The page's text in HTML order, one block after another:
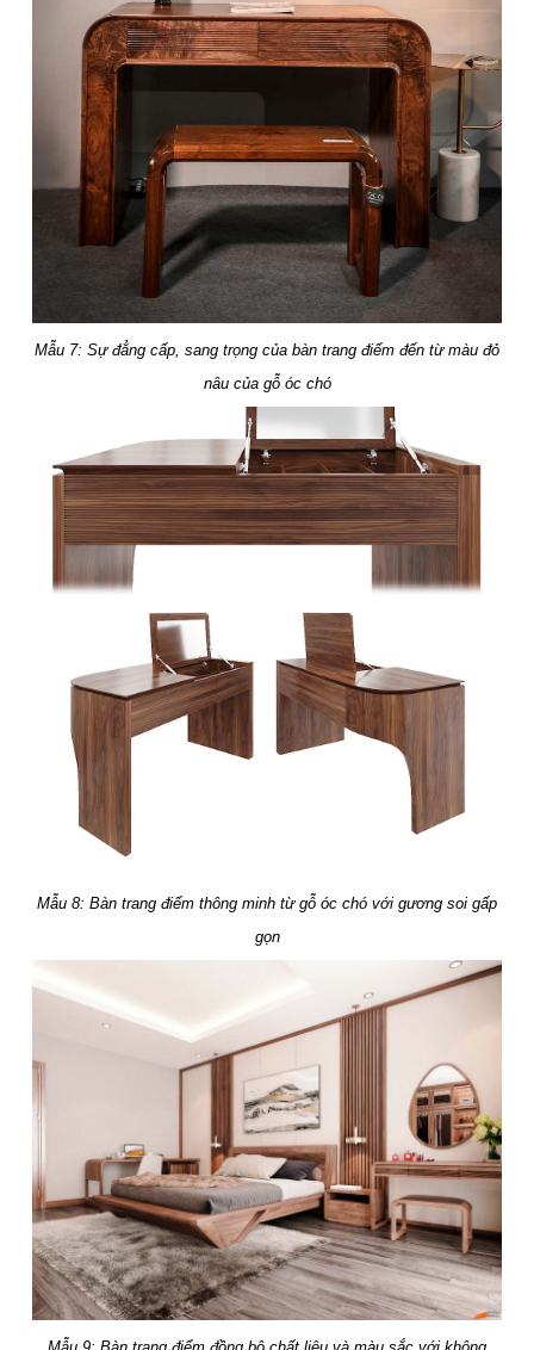
Mẫu 7: Sự đẳng cấp, sang trọng của bàn trang điểm đến từ màu đỏ
nâu của gỗ óc chó
Mẫu 8: Bàn trang điểm thông minh từ gỗ óc chó với gương soi gấp
gọn